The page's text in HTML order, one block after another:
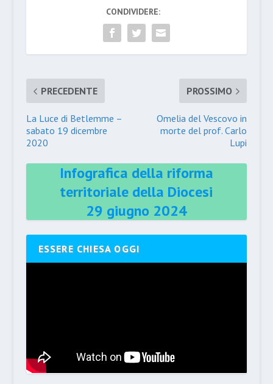
CONDIVIDERE:
PRECEDENTE
La Luce di Betlemme –
sabato 19 dicembre
2020
PROSSIMO
Omelia del Vescovo in
morte del prof. Carlo
Lupi
Infografica della riforma
territoriale della Diocesi
29 giugno 2024
ESSERE CHIESA OGGI